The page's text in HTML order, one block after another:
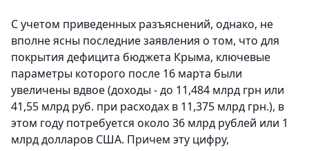
С учетом приведенных разъяснений, однако, не
вполне ясны последние заявления о том, что для
покрытия дефицита бюджета Крыма, ключевые
параметры которого после 16 марта были
увеличены вдвое (доходы - до 11,484 млрд грн или
41,55 млрд руб. при расходах в 11,375 млрд грн.), в
этом году потребуется около 36 млрд рублей или 1
млрд долларов США. Причем эту цифру,